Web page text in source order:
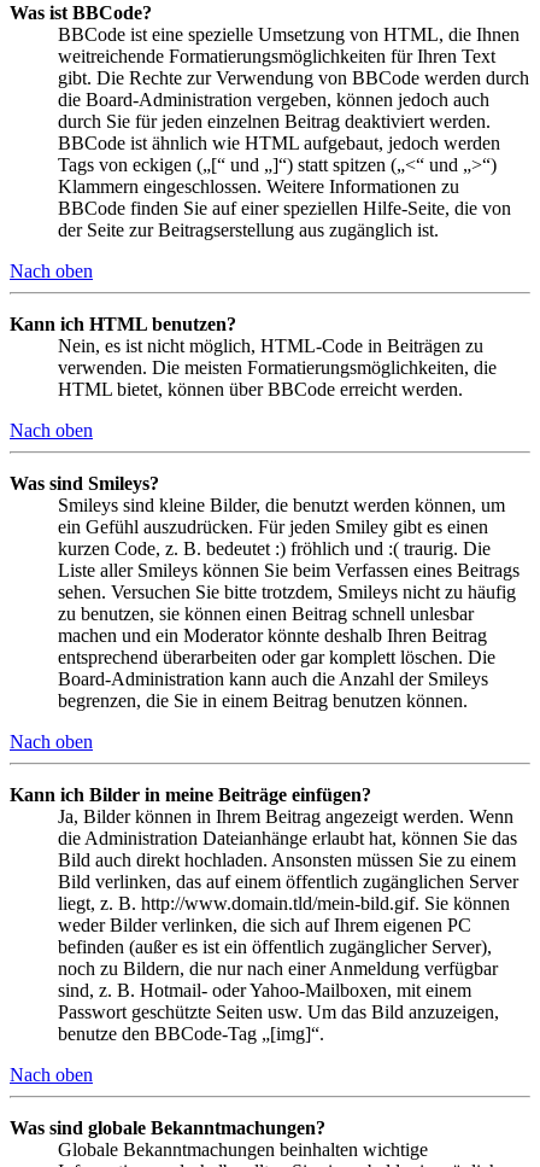
Was ist BBCode?
BBCode ist eine spezielle Umsetzung von HTML, die Ihnen
weitreichende Formatierungsmöglichkeiten für Ihren Text
gibt. Die Rechte zur Verwendung von BBCode werden durch
die Board-Administration vergeben, können jedoch auch
durch Sie für jeden einzelnen Beitrag deaktiviert werden.
BBCode ist ähnlich wie HTML aufgebaut, jedoch werden
Tags von eckigen („[“ und „]“) statt spitzen („<“ und „>“)
Klammern eingeschlossen. Weitere Informationen zu
BBCode finden Sie auf einer speziellen Hilfe-Seite, die von
der Seite zur Beitragserstellung aus zugänglich ist.
Nach oben
Kann ich HTML benutzen?
Nein, es ist nicht möglich, HTML-Code in Beiträgen zu
verwenden. Die meisten Formatierungsmöglichkeiten, die
HTML bietet, können über BBCode erreicht werden.
Nach oben
Was sind Smileys?
Smileys sind kleine Bilder, die benutzt werden können, um
ein Gefühl auszudrücken. Für jeden Smiley gibt es einen
kurzen Code, z. B. bedeutet :) fröhlich und :( traurig. Die
Liste aller Smileys können Sie beim Verfassen eines Beitrags
sehen. Versuchen Sie bitte trotzdem, Smileys nicht zu häufig
zu benutzen, sie können einen Beitrag schnell unlesbar
machen und ein Moderator könnte deshalb Ihren Beitrag
entsprechend überarbeiten oder gar komplett löschen. Die
Board-Administration kann auch die Anzahl der Smileys
begrenzen, die Sie in einem Beitrag benutzen können.
Nach oben
Kann ich Bilder in meine Beiträge einfügen?
Ja, Bilder können in Ihrem Beitrag angezeigt werden. Wenn
die Administration Dateianhänge erlaubt hat, können Sie das
Bild auch direkt hochladen. Ansonsten müssen Sie zu einem
Bild verlinken, das auf einem öffentlich zugänglichen Server
liegt, z. B. http://www.domain.tld/mein-bild.gif. Sie können
weder Bilder verlinken, die sich auf Ihrem eigenen PC
befinden (außer es ist ein öffentlich zugänglicher Server),
noch zu Bildern, die nur nach einer Anmeldung verfügbar
sind, z. B. Hotmail- oder Yahoo-Mailboxen, mit einem
Passwort geschützte Seiten usw. Um das Bild anzuzeigen,
benutze den BBCode-Tag „[img]“.
Nach oben
Was sind globale Bekanntmachungen?
Globale Bekanntmachungen beinhalten wichtige